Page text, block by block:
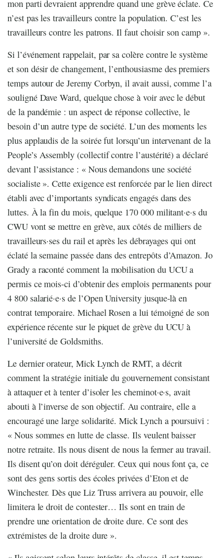
mon parti devraient apprendre quand une grève éclate. Ce
n’est pas les travailleurs contre la population. C’est les
travailleurs contre les patrons. Il faut choisir son camp ».
Si l’événement rappelait, par sa colère contre le système
et son désir de changement, l’enthousiasme des premiers
temps autour de Jeremy Corbyn, il avait aussi, comme l’a
souligné Dave Ward, quelque chose à voir avec le début
de la pandémie : un aspect de réponse collective, le
besoin d’un autre type de société. L’un des moments les
plus applaudis de la soirée fut lorsqu’un intervenant de la
People’s Assembly (collectif contre l’austérité) a déclaré
devant l’assistance : « Nous demandons une société
socialiste ». Cette exigence est renforcée par le lien direct
établi avec d’importants syndicats engagés dans des
luttes. À la fin du mois, quelque 170 000 militant·e·s du
CWU vont se mettre en grève, aux côtés de milliers de
travailleurs·ses du rail et après les débrayages qui ont
éclaté la semaine passée dans des entrepôts d’Amazon. Jo
Grady a raconté comment la mobilisation du UCU a
permis ce mois-ci d’obtenir des emplois permanents pour
4 800 salarié·e·s de l’Open University jusque-là en
contrat temporaire. Michael Rosen a lui témoigné de son
expérience récente sur le piquet de grève du UCU à
l’université de Goldsmiths.
Le dernier orateur, Mick Lynch de RMT, a décrit
comment la stratégie initiale du gouvernement consistant
à attaquer et à tenter d’isoler les cheminot·e·s, avait
abouti à l’inverse de son objectif. Au contraire, elle a
encouragé une large solidarité. Mick Lynch a poursuivi :
« Nous sommes en lutte de classe. Ils veulent baisser
notre retraite. Ils nous disent de nous la fermer au travail.
Ils disent qu’on doit déréguler. Ceux qui nous font ça, ce
sont des gens sortis des écoles privées d’Eton et de
Winchester. Dès que Liz Truss arrivera au pouvoir, elle
limitera le droit de contester… Ils sont en train de
prendre une orientation de droite dure. Ce sont des
extrémistes de la droite dure ».